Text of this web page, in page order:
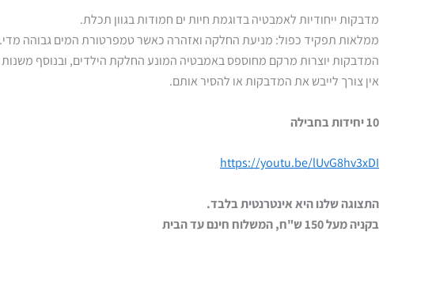
מדבקות ייחודיות לאמבטיה בדוגמת חיות ים חמודות בגוון תכלת.
ממלאות תפקיד כפול: מניעת החלקה ואזהרה כאשר טמפרטורת המים גבוהה מדי.
המדבקות יוצרות מרקם מחוספס באמבטיה המונע החלקת הילדים, ובנוסף
אין צורך לייבש את המדבקות או להסיר אותם.
10 יחידות בחבילה
https://youtu.be/lUvG8hv3xDI
התצוגה שלנו היא אינטרנטית בלבד.
בקניה מעל 150 ש"ח, המשלוח חינם עד הבית